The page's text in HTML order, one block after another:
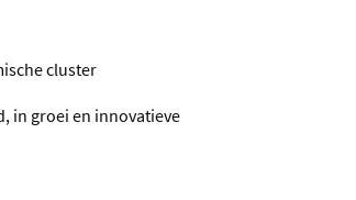
cluster
in groei en innovatieve